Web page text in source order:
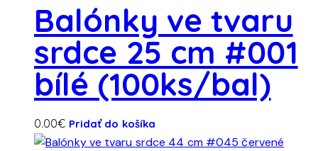
Balónky ve tvaru
srdce 25 cm #001
bílé (100ks/bal)
0.00€ Pridať do košíka